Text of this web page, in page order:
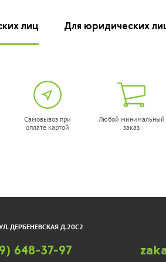
T2
лиц Для юридических
Самовывоз при
оплате картой
Любой минимальный
заказ
ДЕРБЕНЕВСКАЯ Д.20С2
648-37-97